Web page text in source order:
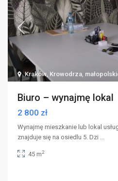
Kraków, Krowodrza,
Biuro – wynajmę lokal
2 800 zł
Wynajmę mieszkanie lub lokal
znajduje się na osiedlu 5. Dzi ...
45 m2